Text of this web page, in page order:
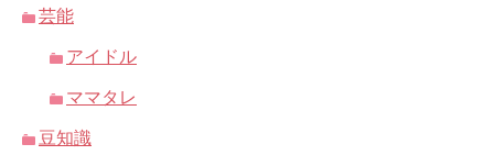
芸能
アイドル
ママタレ
豆知識